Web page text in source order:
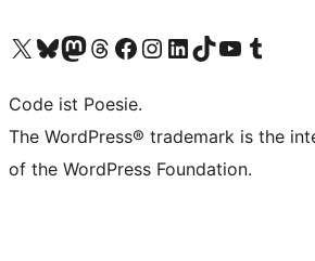
Unser X-Konto (früher Twitter) besuchen
Unser Bluesky-Konto besuchen
Unser Mastodon-Konto besuchen
Unser Threads-Konto besuchen
Unsere Facebook-Seite besuchen
Unser Instagram-Konto besuchen
Unser LinkedIn-Konto besuchen
Unser TikTok-Konto besuchen
Unseren YouTube-Kanal
Unser Tumblr-
Code ist Poesie.
The WordPress® trademark is the
of the WordPress Foundation.